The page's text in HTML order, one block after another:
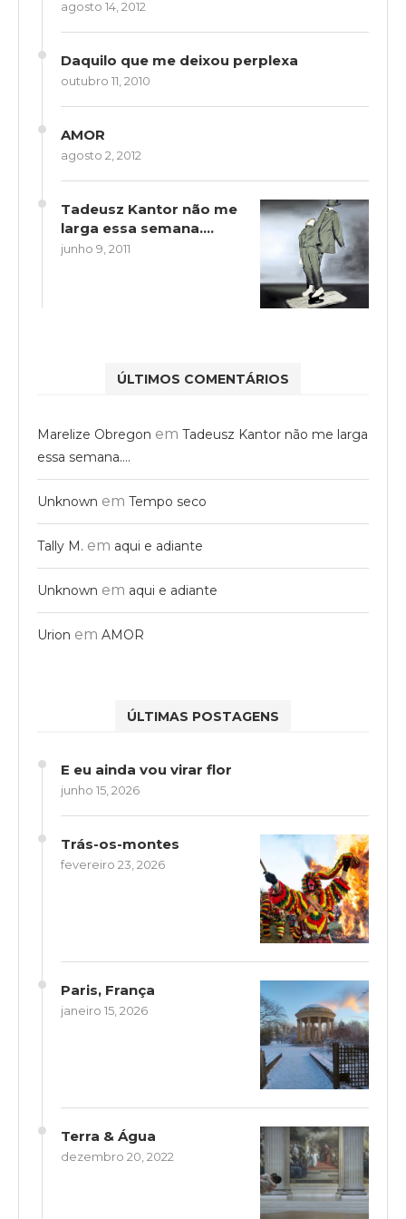
agosto 14, 2012
Daquilo que me deixou perplexa
outubro 11, 2010
AMOR
agosto 2, 2012
Tadeusz Kantor não me
larga essa semana….
junho 9, 2011
ÚLTIMOS COMENTÁRIOS
Marelize Obregon em Tadeusz Kantor não me larga
essa semana….
Unknown em Tempo seco
Tally M. em aqui e adiante
Unknown em aqui e adiante
Urion em AMOR
ÚLTIMAS POSTAGENS
E eu ainda vou virar flor
junho 15, 2026
Trás-os-montes
fevereiro 23, 2026
Paris, França
janeiro 15, 2026
Terra & Água
dezembro 20, 2022